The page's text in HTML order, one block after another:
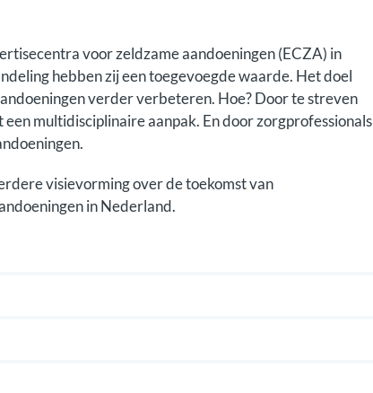
voor zeldzame aandoeningen (ECZA) in
hebben zij een toegevoegde waarde. Het doel
verder verbeteren. Hoe? Door te streven
multidisciplinaire aanpak. En door zorgprofessionals
visievorming over de toekomst van
in Nederland.